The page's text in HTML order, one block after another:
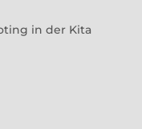
in der Kita